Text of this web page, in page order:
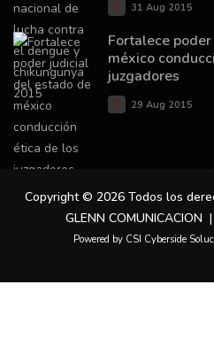
31 Aug 2015
Fortalece
méxico
juzgadores
29 Aug 2015
Copyright © 2026 Todos los
GLENN COMUNICACION |
Powered by CSI Cyberside